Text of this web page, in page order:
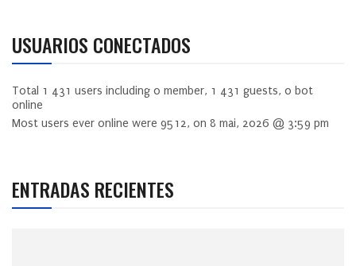
USUARIOS CONECTADOS
Total 1 431 users including 0 member, 1 431 guests, 0 bot
online
Most users ever online were 9512, on 8 mai, 2026 @ 3:59 pm
ENTRADAS RECIENTES